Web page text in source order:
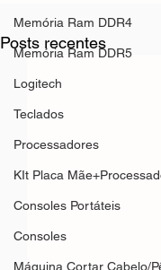
Memória Ram DDR4
Memória Ram DDR5
Logitech
Teclados
Processadores
KIt Placa
Consoles Portáteis
Consoles
Máquina Cortar Cabelo/
Posts recentes